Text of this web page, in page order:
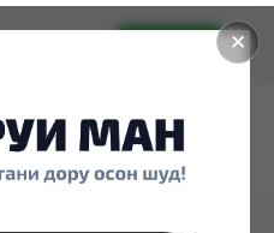
✕
Установить